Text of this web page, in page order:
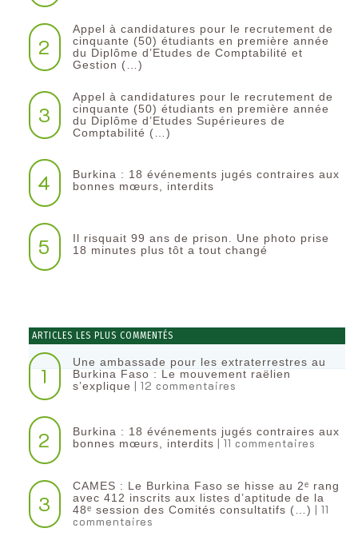
2
Appel à candidatures pour le recrutement de
cinquante (50) étudiants en première année
du Diplôme d’Etudes de Comptabilité et
Gestion (…)
3
Appel à candidatures pour le recrutement de
cinquante (50) étudiants en première année
du Diplôme d’Etudes Supérieures de
Comptabilité (…)
4
Burkina : 18 événements jugés contraires aux
bonnes mœurs, interdits
5
Il risquait 99 ans de prison. Une photo prise
18 minutes plus tôt a tout changé
ARTICLES LES PLUS COMMENTÉS
1
Une ambassade pour les extraterrestres au
Burkina Faso : Le mouvement raëlien
s’explique | 12 commentaires
2
Burkina : 18 événements jugés contraires aux
bonnes mœurs, interdits | 11 commentaires
3
CAMES : Le Burkina Faso se hisse au 2ᵉ rang
avec 412 inscrits aux listes d’aptitude de la
48ᵉ session des Comités consultatifs (…) | 11
commentaires